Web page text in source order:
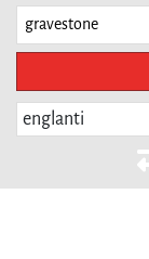
englanti